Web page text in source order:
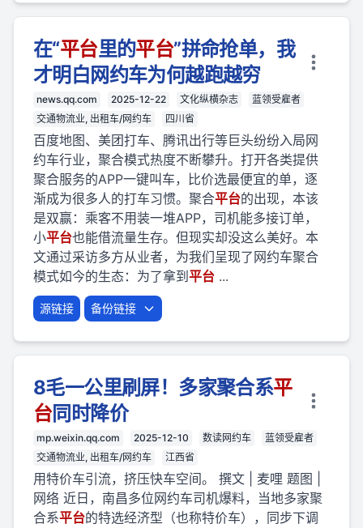
在“平台里的平台”拼命抢单，我
才明白网约车为何越跑越穷
news.qq.com 2025-12-22 文化纵横杂志
蓝领受雇者
交通物流业, 出租车/网约车
四川省
百度地图、美团打车、腾讯出行等巨头纷纷入局网
约车行业，聚合模式热度不断攀升。打开各类提供
聚合服务的APP一键叫车，比价选最便宜的单，逐
渐成为很多人的打车习惯。聚合平台的出现，本该
是双赢：乘客不用装一堆APP，司机能多接订单，
小平台也能借流量生存。但现实却没这么美好。本
文通过采访多方从业者，为我们呈现了网约车聚合
模式如今的生态：为了拿到 平台 ...
源链接 备份链接
8毛一公里刷屏！多家聚合系平
台同时降价
mp.weixin.qq.com 2025-12-10 数读网约车
蓝领受雇者
交通物流业, 出租车/网约车
江西省
用特价车引流，挤压快车空间。 撰文 | 麦哩 题图 |
网络 近日，南昌多位网约车司机爆料，当地多家聚
合系平台的特选经济型（也称特价车），同步下调